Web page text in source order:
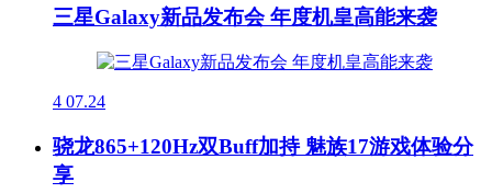
三星Galaxy新品发布会 年度机皇高能来袭
4 07.24
骁龙865+120Hz双Buff加持 魅族17游戏体验分
享